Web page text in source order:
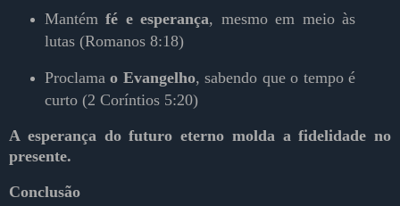
Mantémfé e esperança, mesmo em meio às
lutas (Romanos 8:18)
Proclamao Evangelho, sabendo que o tempo é
curto (2 Coríntios 5:20)
A esperança do futuro eterno molda a fidelidade no
presente.
Conclusão